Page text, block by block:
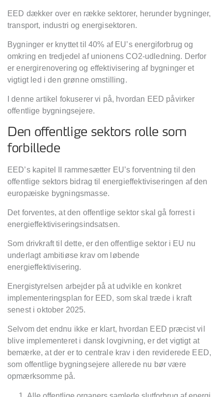
EED dækker over en række sektorer, herunder bygninger,
transport, industri og energisektoren.
Bygninger er knyttet til 40% af EU’s energiforbrug og
omkring en tredjedel af unionens CO2-udledning. Derfor
er energirenovering og effektivisering af bygninger et
vigtigt led i den grønne omstilling.
I denne artikel fokuserer vi på, hvordan EED påvirker
offentlige bygningsejere.
Den offentlige sektors rolle som
forbillede
EED’s kapitel II rammesætter EU’s forventning til den
offentlige sektors bidrag til energieffektiviseringen af den
europæiske bygningsmasse.
Det forventes, at den offentlige sektor skal gå forresti
energieffektiviseringsindsatsen.
Som drivkraft til dette, er den offentlige sektor i EU nu
underlagt ambitiøse krav om løbende
energieffektivisering.
Energistyrelsen arbejder på at udvikle en konkret
implementeringsplan for EED, som skal træde i kraft
senest i oktober 2025.
Selvom det endnu ikke er klart, hvordan EED præcist vil
blive implementeret i dansk lovgivning, er det vigtigt at
bemærke, at der er to centrale krav i den reviderede EED,
som offentlige bygningsejere allerede nu bør være
opmærksomme på.